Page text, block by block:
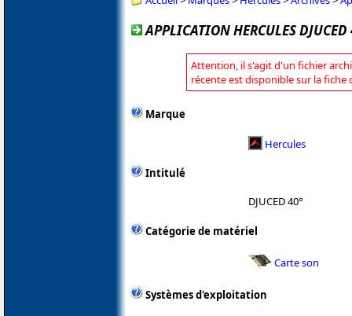
APPLICATION HERCULES
Attention, il s'agit d'un fichier
récente est disponible sur la fiche
Marque
Hercules
Intitulé
DJUCED 40°
Catégorie de matériel
Carte son
Systèmes d'exploitation